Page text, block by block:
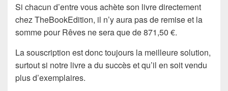
Si chacun d’entre vous achète son livre directement
chez TheBookEdition, il n’y aura pas de remise et la
somme pour Rêves ne sera que de 871,50 €.
La souscription est donc toujours la meilleure solution,
surtout si notre livre a du succès et qu’il en soit vendu
plus d’exemplaires.